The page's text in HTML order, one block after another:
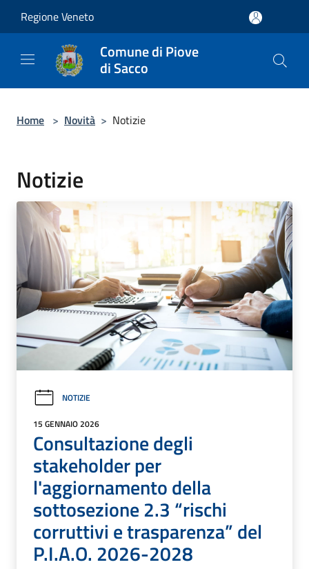
Regione Veneto
Comune di Piove
di Sacco
Home > Novità > Notizie
Notizie
NOTIZIE
15 GENNAIO 2026
Consultazione degli
stakeholder per
l'aggiornamento della
sottosezione 2.3 “rischi
corruttivi e trasparenza” del
P.I.A.O. 2026-2028